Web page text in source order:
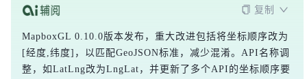
复制
MapboxGL 0.10.0版本发布，重大改进包括将坐标顺序改为
[经度,纬度]，以匹配GeoJSON标准，减少混淆。API名称调
整，如LatLng改为LngLat，并更新了多个API的坐标顺序要